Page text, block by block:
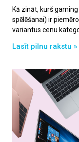
Kā zināt, kurš
spēlēšanai) ir
variantus cenu
Lasīt pilnu rakstu »